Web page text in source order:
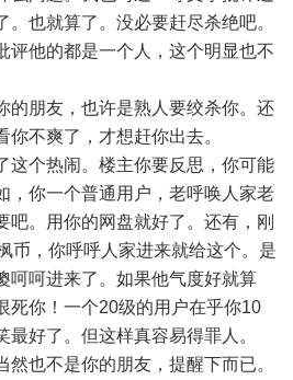
也就算了。没必要赶尽杀绝吧。
评他的都是一个人，这个明显也不
的朋友，也许是熟人要绞杀你。还
不爽了，才想赶你出去。
这个热闹。楼主你要反思，你可能
，你一个普通用户，老呼唤人家老
吧。用你的网盘就好了。还有，刚
币，你呼呼人家进来就给这个。是
呵呵进来了。如果他气度好就算
死你！一个20级的用户在乎你10
好了。但这样真容易得罪人。
然也不是你的朋友，提醒下而已。